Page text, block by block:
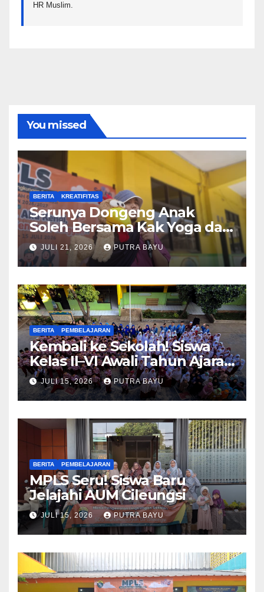
HR Muslim.
You missed
BERITA KREATIFITAS
Serunya Dongeng Anak
Soleh Bersama Kak Yoga dan
Piko
JULI 21, 2026 PUTRA BAYU
BERITA PEMBELAJARAN
Kembali ke Sekolah! Siswa
Kelas II–VI Awali Tahun Ajaran
Baru
JULI 15, 2026 PUTRA BAYU
BERITA PEMBELAJARAN
MPLS Seru! Siswa Baru
Jelajahi AUM Cileungsi
JULI 15, 2026 PUTRA BAYU